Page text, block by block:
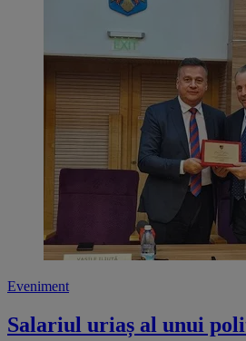
Eveniment
Salariul uriaș al unui